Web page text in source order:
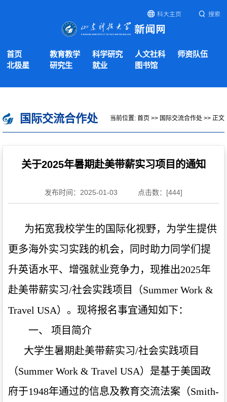
科大主页 搜索
首页 教育教学 科学研究 人文社科
师资队伍
北极星
研究生 就业 图书馆
国际交流合作处 当前位置: 首页 >> 国际交流合作处 >> 正文
关于2025年暑期赴美带薪实习项目的通知
发布时间：2025-01-03 点击数：[444]
为拓宽我校学生的国际化视野，为学生提供
更多海外实习实践的机会，同时助力同学们提
升英语水平、增强就业竞争力，现推出2025年
赴美带薪实习/社会实践项目（Summer Work &
Travel USA）。现将报名事宜通知如下：
一、 项目简介
大学生暑期赴美带薪实习/社会实践项目
（Summer Work & Travel USA）是基于美国政
府于1948年通过的信息及教育交流法案（Smith-